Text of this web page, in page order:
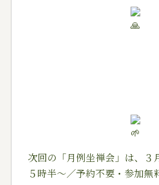
次回の「月例坐禅会」は、３
５時半～／予約不要・参加無